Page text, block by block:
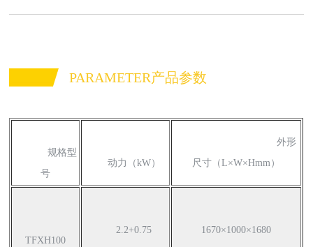
PARAMETER产品参数
规格型
号
动力（kW）
外形
尺寸（L×W×Hmm）
TFXH100
2.2+0.75 1670×1000×1680